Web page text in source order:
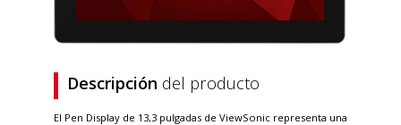
Descripción del producto
El Pen Display de 13,3 pulgadas de ViewSonic representa una